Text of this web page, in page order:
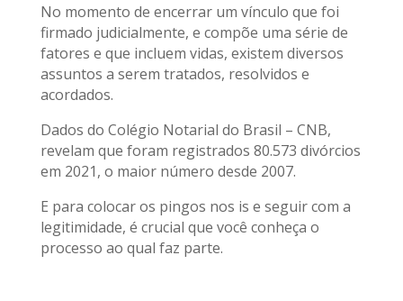
No momento de encerrar um vínculo que foi
firmado judicialmente, e compõe uma série de
fatores e que incluem vidas, existem diversos
assuntos a serem tratados, resolvidos e
acordados.
Dados do Colégio Notarial do Brasil – CNB,
revelam que foram registrados 80.573 divórcios
em 2021, o maior número desde 2007.
E para colocar os pingos nos is e seguir com a
legitimidade, é crucial que você conheça o
processo ao qual faz parte.